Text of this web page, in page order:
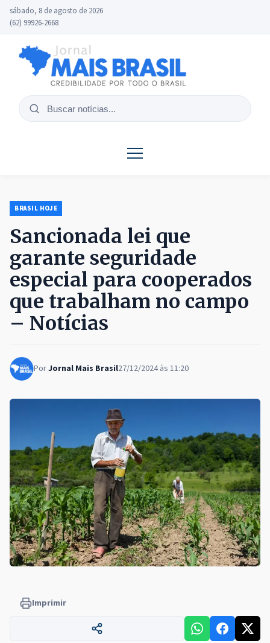
sábado, 8 de agosto de 2026
(62) 99926-2668
Buscar
BRASIL HOJE
Sancionada lei que
garante seguridade
especial para cooperados
que trabalham no campo
– Notícias
PorJornal Mais Brasil27/12/2024 às 11:20
Imprimir